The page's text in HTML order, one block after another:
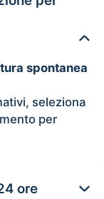
spontanea
seleziona
per
ore